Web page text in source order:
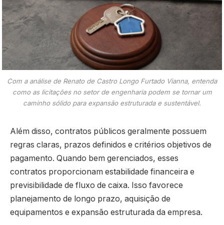
Com a análise de Renato de Castro Longo Furtado Vianna, entenda
como as licitações no setor de engenharia podem se tornar um
caminho sólido para expansão estruturada e sustentável.
Além disso, contratos públicos geralmente possuem
regras claras, prazos definidos e critérios objetivos de
pagamento. Quando bem gerenciados, esses
contratos proporcionam estabilidade financeira e
previsibilidade de fluxo de caixa. Isso favorece
planejamento de longo prazo, aquisição de
equipamentos e expansão estruturada da empresa.